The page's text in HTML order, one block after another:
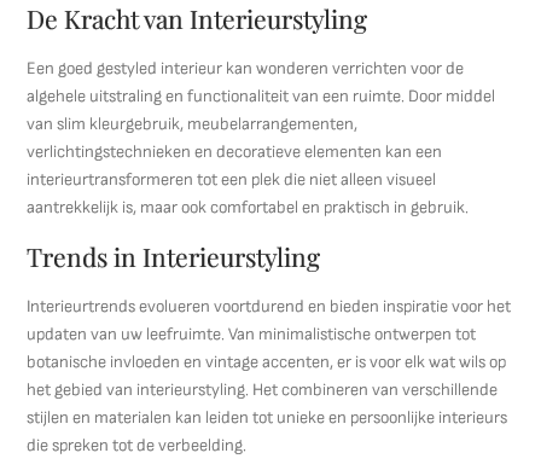
De Kracht van Interieurstyling
Een goed gestyled interieur kan wonderen verrichten voor de
algehele uitstraling en functionaliteit van een ruimte. Door middel
van slim kleurgebruik, meubelarrangementen,
verlichtingstechnieken en decoratieve elementen kan een
interieurtransformeren tot een plek die niet alleen visueel
aantrekkelijk is, maar ook comfortabel en praktisch in gebruik.
Trends in Interieurstyling
Interieurtrends evolueren voortdurend en bieden inspiratie voor het
updaten van uw leefruimte. Van minimalistische ontwerpen tot
botanische invloeden en vintage accenten, er is voor elk wat wils op
het gebied van interieurstyling. Het combineren van verschillende
stijlen en materialen kan leiden tot unieke en persoonlijke interieurs
die spreken tot de verbeelding.